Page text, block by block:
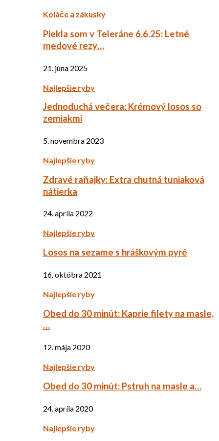
Koláče a zákusky
Piekla som v Teleráne 6.6.25: Letné
medové rezy…
21. júna 2025
Najlepšie ryby
Jednoduchá večera: Krémový losos so
zemiakmi
5. novembra 2023
Najlepšie ryby
Zdravé raňajky: Extra chutná tuniaková
nátierka
24. apríla 2022
Najlepšie ryby
Losos na sezame s hráškovým pyré
16. októbra 2021
Najlepšie ryby
Obed do 30 minút: Kaprie filety na masle,
…
12. mája 2020
Najlepšie ryby
Obed do 30 minút: Pstruh na masle a…
24. apríla 2020
Najlepšie ryby